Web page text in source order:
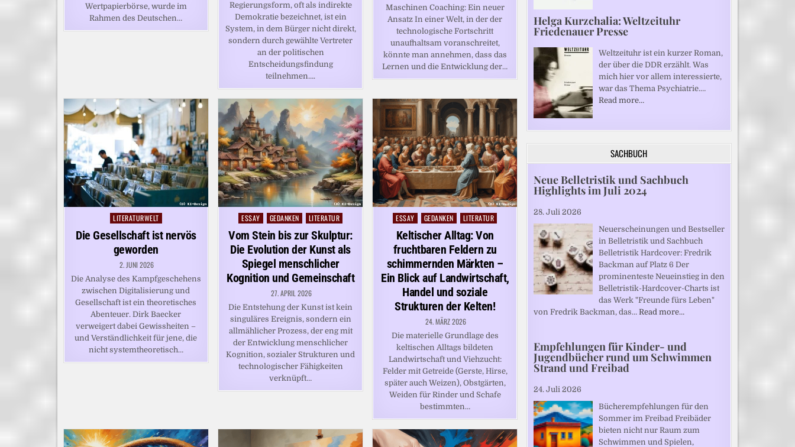
Wertpapierbörse, wurde im
Rahmen des Deutschen…
Regierungsform, oft als indirekte
Demokratie bezeichnet, ist ein
System, in dem Bürger nicht direkt,
sondern durch gewählte Vertreter
an der politischen
Entscheidungsfindung
teilnehmen….
Maschinen Coaching: Ein neuer
Ansatz In einer Welt, in der der
technologische Fortschritt
unaufhaltsam voranschreitet,
könnte man annehmen, dass das
Lernen und die Entwicklung der…
Posted
in
LITERATURWELT
Die Gesellschaft ist nervös
geworden
2. JUNI 2026
Die Analyse des Kampfgeschehens
zwischen Digitalisierung und
Gesellschaft ist ein theoretisches
Abenteuer. Dirk Baecker
verweigert dabei Gewissheiten –
und Verständlichkeit für jene, die
nicht systemtheoretisch…
Posted
ESSAY GEDANKEN LITERATUR
Vom Stein bis zur Skulptur:
Die Evolution der Kunst als
Spiegel menschlicher
Kognition und Gemeinschaft
27. APRIL 2026
Die Entstehung der Kunst ist kein
singuläres Ereignis, sondern ein
allmählicher Prozess, der eng mit
der Entwicklung menschlicher
Kognition, sozialer Strukturen und
technologischer Fähigkeiten
verknüpft…
Posted
in
ESSAY GEDANKEN LITERATUR
Keltischer Alltag: Von
fruchtbaren Feldern zu
schimmernden Märkten –
Ein Blick auf Landwirtschaft,
Handel und soziale
Strukturen der Kelten!
24. MÄRZ 2026
Die materielle Grundlage des
keltischen Alltags bildeten
Landwirtschaft und Viehzucht:
Felder mit Getreide (Gerste, Hirse,
später auch Weizen), Obstgärten,
Weiden für Rinder und Schafe
bestimmten…
Helga Kurzchalia: Weltzeituhr
Friedenauer Presse
Weltzeituhr ist ein kurzer Roman,
der über die DDR erzählt. Was
mich hier vor allem interessierte,
war das Thema Psychiatrie.…
Read more…
SACHBUCH
Neue Belletristik und Sachbuch
Highlights im Juli 2024
28. Juli 2026
Neuerscheinungen und Bestseller
in Belletristik und Sachbuch
Belletristik Hardcover: Fredrik
Backman auf Platz 6 Der
prominenteste Neueinstieg in den
Belletristik-Hardcover-Charts ist
das Werk "Freunde fürs Leben"
von Fredrik Backman, das… Read more…
Empfehlungen für Kinder- und
Jugendbücher rund um Schwimmen
Strand und Freibad
24. Juli 2026
Bücherempfehlungen für den
Sommer im Freibad Freibäder
bieten nicht nur Raum zum
Schwimmen und Spielen,